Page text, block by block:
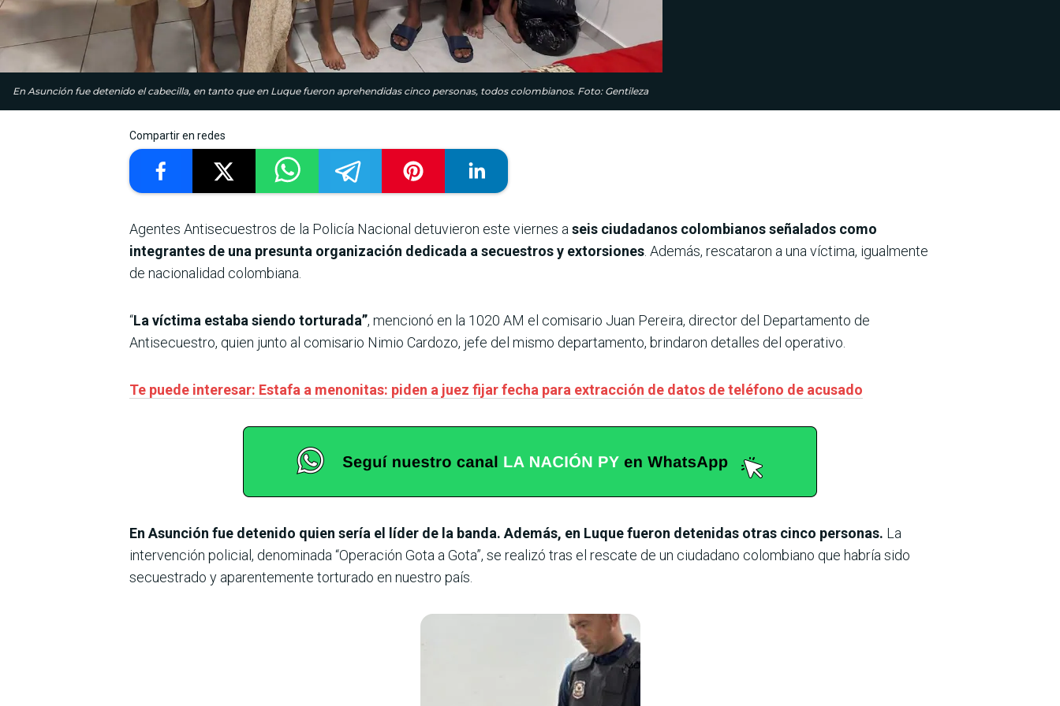
En Asunción fue detenido el cabecilla, en tanto que en Luque fueron aprehendidas cinco personas, todos colombianos. Foto: Gentileza
Compartir en redes
Agentes Antisecuestros de la Policía Nacional detuvieron este viernes a seis ciudadanos colombianos señalados como
integrantes de una presunta organización dedicada a secuestros y extorsiones . Además, rescataron a una víctima, igualmente
de nacionalidad colombiana.
“La víctima estaba siendo torturada”, mencionó en la 1020 AM el comisario Juan Pereira, director del Departamento de
Antisecuestro, quien junto al comisario Nimio Cardozo, jefe del mismo departamento, brindaron detalles del operativo.
Te puede interesar: Estafa a menonitas: piden a juez fijar fecha para extracción de datos de teléfono de acusado
En Asunción fue detenido quien sería el líder de la banda. Además, en Luque fueron detenidas otras cinco personas. La
intervención policial, denominada “Operación Gota a Gota”, se realizó tras el rescate de un ciudadano colombiano que habría sido
secuestrado y aparentemente torturado en nuestro país.